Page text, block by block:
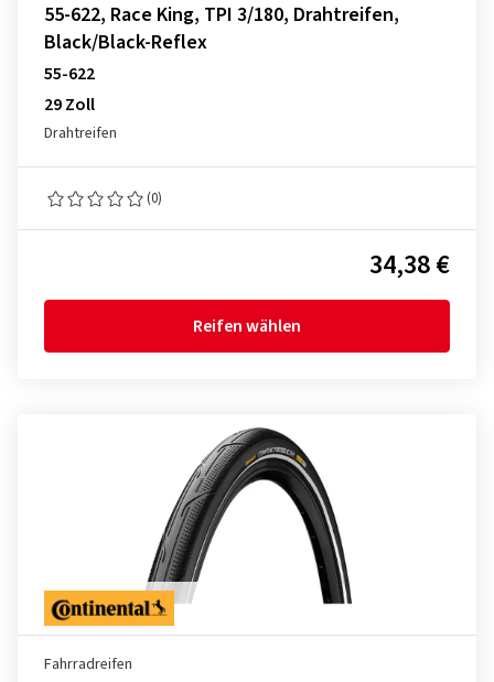
55-622, Race King, TPI 3/180, Drahtreifen,
Black/Black-Reflex
55-622
29 Zoll
Drahtreifen
(0)
34,38 €
Reifen wählen
Fahrradreifen